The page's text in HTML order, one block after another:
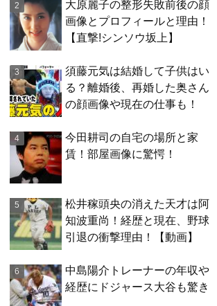
大原麗子の整形失敗前後の顔
画像とプロフィールと理由！
【直撃!シンソウ坂上】
須藤元気は結婚して子供はい
る？離婚後、再婚した奥さん
の顔画像や現在の仕事も！
今田耕司の自宅の場所と家
賃！部屋画像に驚愕！
松井稼頭央の消えた天才は阿
知波重尚！経歴と現在、野球
引退の衝撃理由！【動画】
中島陽介トレーナーの年収や
経歴にドジャース大谷も驚き